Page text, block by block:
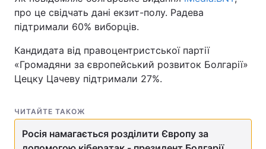
про це свідчать дані екзит-полу. Радева
підтримали 60% виборців.
Кандидата від правоцентристської партії
«Громадяни за європейський розвиток Болгарії»
Цецку Цачеву підтримали 27%.
ЧИТАЙТЕ ТАКОЖ
Росія намагається розділити Європу за